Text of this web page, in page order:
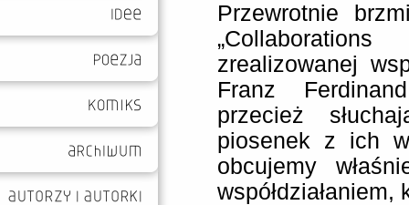
Przewrotnie
zrealizowanej
Franz
przecież
piosenek z ich
obcujemy